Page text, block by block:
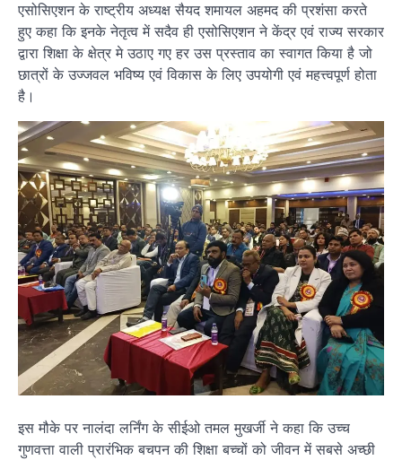
एसोसिएशन के राष्ट्रीय अध्यक्ष सैयद शमायल अहमद की प्रशंसा करते
हुए कहा कि इनके नेतृत्व में सदैव ही एसोसिएशन ने केंद्र एवं राज्य सरकार
द्वारा शिक्षा के क्षेत्र मे उठाए गए हर उस प्रस्ताव का स्वागत किया है जो
छात्रों के उज्जवल भविष्य एवं विकास के लिए उपयोगी एवं महत्त्वपूर्ण होता
है।
इस मौके पर नालंदा लर्निंग के सीईओ तमल मुखर्जी ने कहा कि उच्च
गुणवत्ता वाली प्रारंभिक बचपन की शिक्षा बच्चों को जीवन में सबसे अच्छी